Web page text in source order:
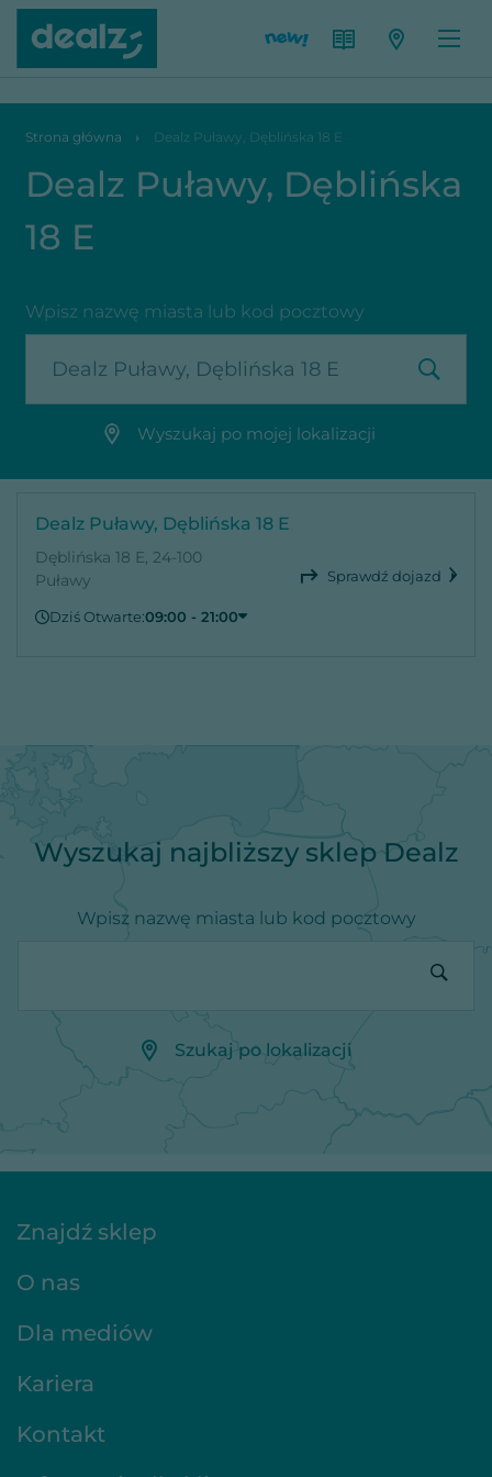
Dealz Puławy, Dęblińska 18 E
Strona główna Dealz Puławy, Dęblińska 18 E
Dealz Puławy, Dęblińska
18 E
Wpisz nazwę miasta lub kod pocztowy
Wyszukaj po mojej lokalizacji
Dealz Puławy, Dęblińska 18 E
Dęblińska 18 E, 24-100
Puławy
Sprawdź dojazd
Dziś Otwarte:09:00 - 21:00
Poniedziałek
09:00 - 21:00
Środa
Wyszukaj najbliższy sklep Dealz
Wpisz nazwę miasta lub kod pocztowy
Szukaj po lokalizacji
Znajdź sklep
O nas
Dla mediów
Kariera
Kontakt